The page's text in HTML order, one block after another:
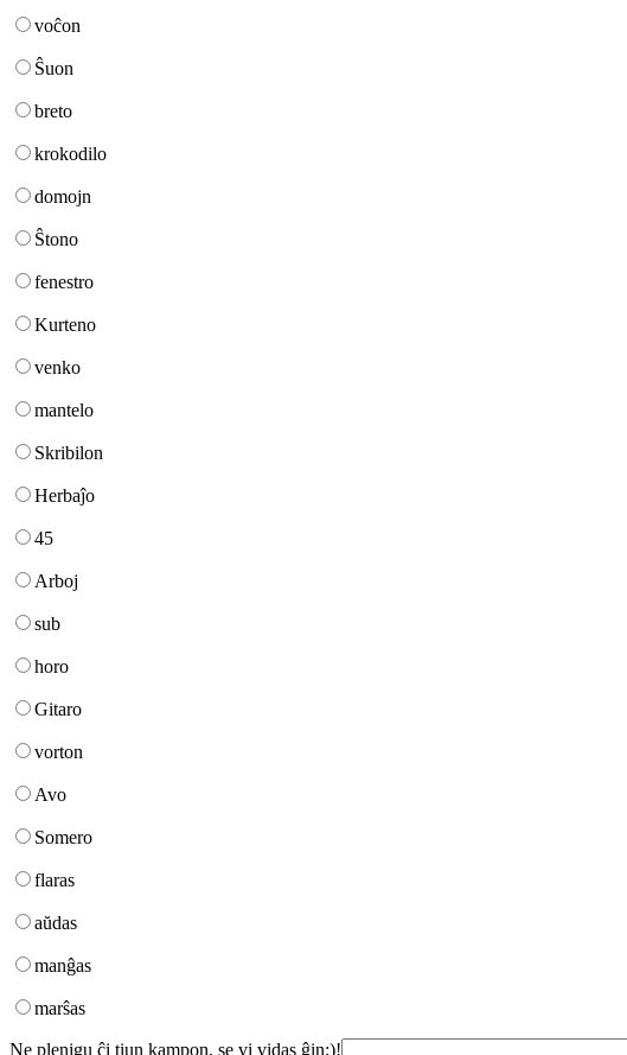
voĉon
Ŝuon
breto
krokodilo
domojn
Ŝtono
fenestro
Kurteno
venko
mantelo
Skribilon
Herbaĵo
45
Arboj
sub
horo
Gitaro
vorton
Avo
Somero
flaras
aŭdas
manĝas
marŝas
Ne plenigu ĉi tiun kampon, se vi vidas ĝin;)!